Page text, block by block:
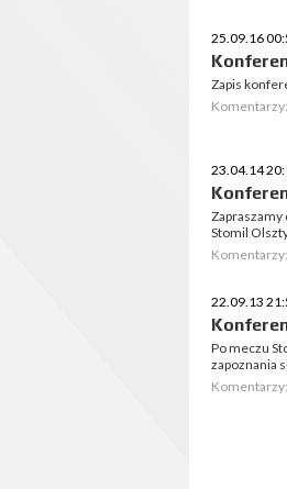
25.09.16
Zapis
23.04.14
Zapraszamy
Stomil
22.09.13
Po meczu
zapoznania